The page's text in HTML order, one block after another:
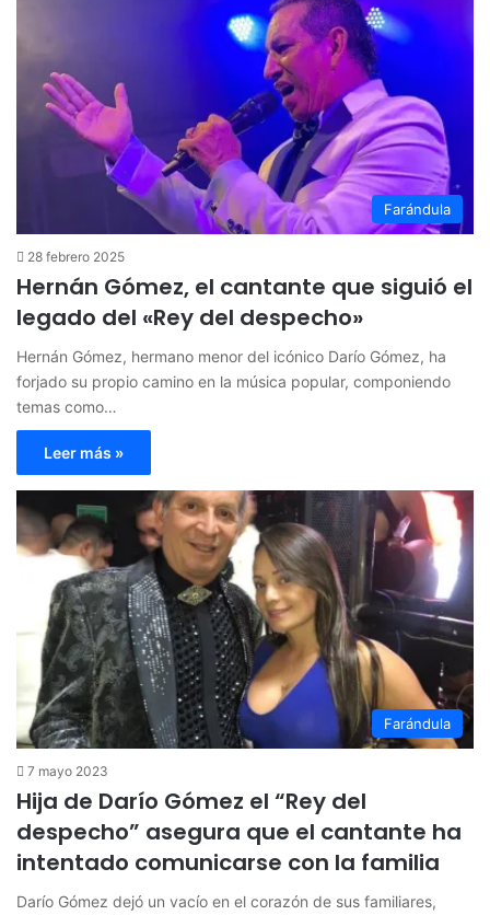
Farándula
28 febrero 2025
Hernán Gómez, el cantante que siguió el
legado del «Rey del despecho»
Hernán Gómez, hermano menor del icónico Darío Gómez, ha
forjado su propio camino en la música popular, componiendo
temas como…
Leer más »
Farándula
7 mayo 2023
Hija de Darío Gómez el “Rey del
despecho” asegura que el cantante ha
intentado comunicarse con la familia
Darío Gómez dejó un vacío en el corazón de sus familiares,